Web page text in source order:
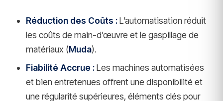
Réduction des Coûts :L’automatisation réduit
les coûts de main-d’œuvre et le gaspillage de
matériaux (Muda).
Fiabilité Accrue :Les machines automatisées
et bien entretenues offrent une disponibilité et
une régularité supérieures, éléments clés pour